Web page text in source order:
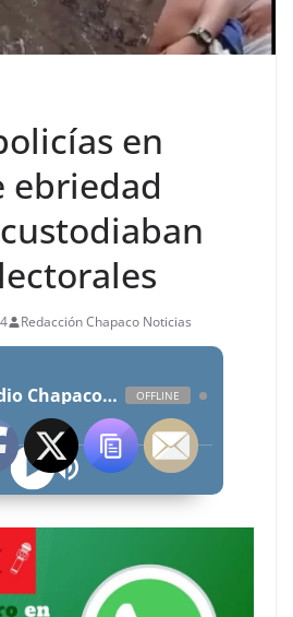
en
ebriedad
Redacción Chapaco Noticias
Radio Chapaco Noticias Las 24 horas en vivo OFFLINE